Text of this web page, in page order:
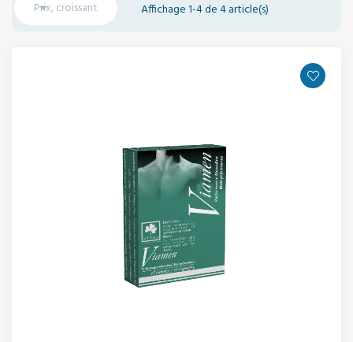
Prix, croissant
 Affichage 1-4 de 4 article(s)